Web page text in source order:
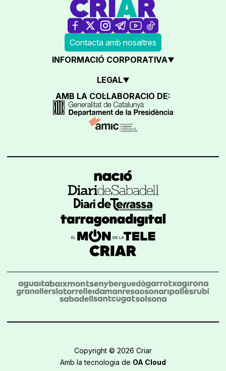
Contacta amb nosaltres
INFORMACIÓ CORPORATIVA
LEGAL
AMB LA COL·LABORACIÓ DE:
Copyright © 2026 Criar
Amb la tecnologia de OA Cloud